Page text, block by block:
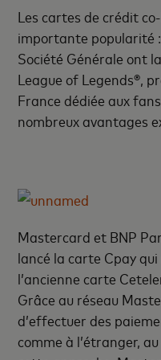
Les cartes de crédit
importante popularité
Société Générale ont
League of Legends®,
France dédiée aux
nombreux avantages
Mastercard et BNP
lancé la carte Cpay
l’ancienne carte
Grâce au réseau
d’effectuer des
comme à l’étranger,